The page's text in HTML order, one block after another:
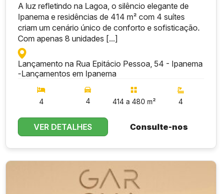
A luz refletindo na Lagoa, o silêncio elegante de
Ipanema e residências de 414 m² com 4 suítes
criam um cenário único de conforto e sofisticação.
Com apenas 8 unidades [...]
Lançamento na Rua Epitácio Pessoa, 54 - Ipanema
-Lançamentos em Ipanema
4 4 414 a 480 m² 4
VER DETALHES Consulte-nos